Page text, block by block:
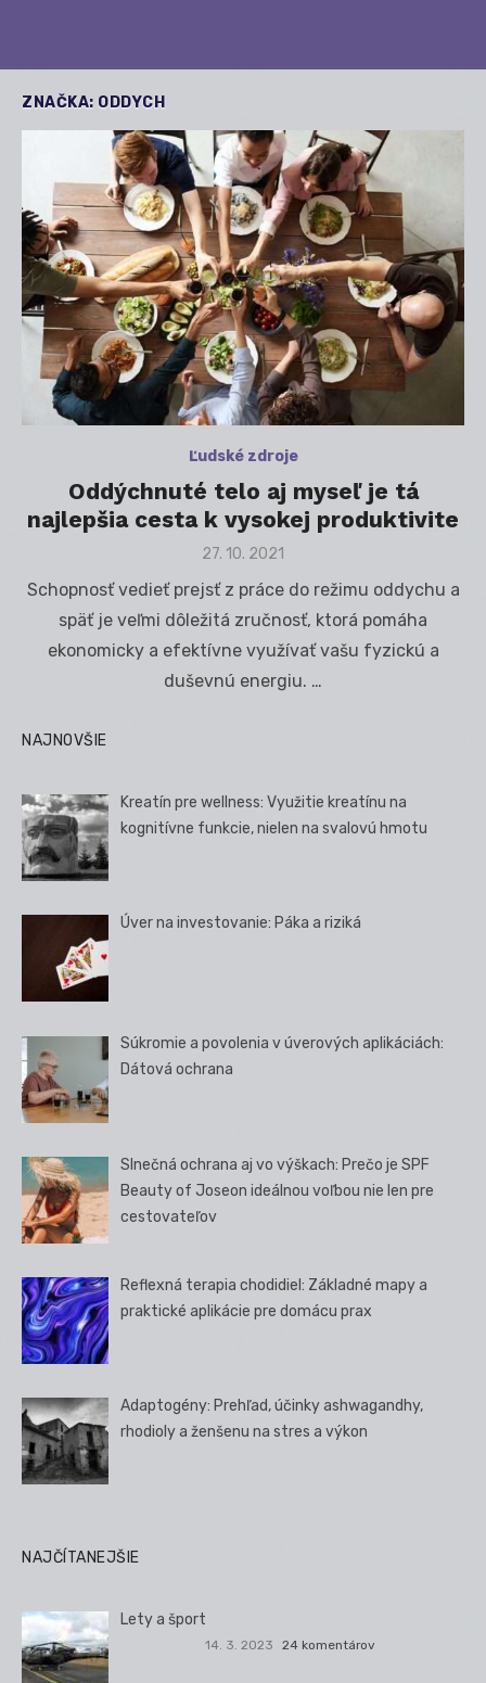
ZNAČKA: ODDYCH
Ľudské zdroje
Oddýchnuté telo aj myseľ je tá
najlepšia cesta k vysokej produktivite
Posted
27. 10. 2021
Schopnosť vedieť prejsť z práce do režimu oddychu a
späť je veľmi dôležitá zručnosť, ktorá pomáha
ekonomicky a efektívne využívať vašu fyzickú a
duševnú energiu. …
NAJNOVŠIE
Kreatín pre wellness: Využitie kreatínu na
kognitívne funkcie, nielen na svalovú hmotu
Úver na investovanie: Páka a riziká
Súkromie a povolenia v úverových aplikáciách:
Dátová ochrana
Slnečná ochrana aj vo výškach: Prečo je SPF
Beauty of Joseon ideálnou voľbou nie len pre
cestovateľov
Reflexná terapia chodidiel: Základné mapy a
praktické aplikácie pre domácu prax
Adaptogény: Prehľad, účinky ashwagandhy,
rhodioly a ženšenu na stres a výkon
NAJČÍTANEJŠIE
Lety a šport
14. 3. 2023 24 komentárov